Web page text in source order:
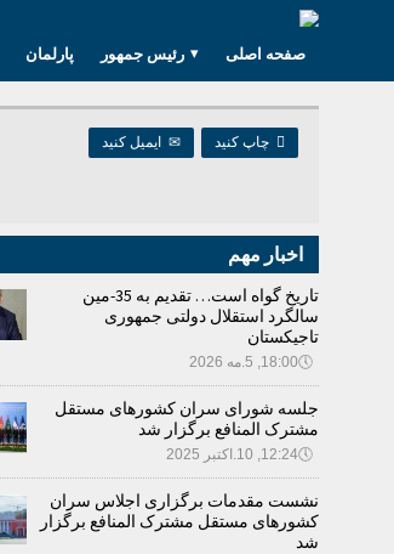
پارلمان رئیس جمهور صفحه اصلی
 چاپ کنید ✉ ایمیل کنید
اخبار مهم
تاریخ گواه است… تقدیم به 35-مین
سالگرد استقلال دولتی جمهوری
تاجیکستان
🕔18:00, 5.مه 2026
جلسه شورای سران کشورهای مستقل
مشترک المنافع برگزار شد
🕔12:24, 10.اکتبر 2025
نشست مقدمات برگزاری اجلاس سران
کشورهای مستقل مشترک المنافع برگزار
شد